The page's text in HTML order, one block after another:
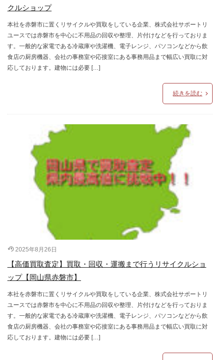
クルショップ
本社を赤磐市に置くリサイクルや買取をしている企業、株式会社サポートリ
ユースでは赤磐市を中心に不用品の回収や整理、片付けなどを行っておりま
す。一般的な家電である冷蔵庫や洗濯機、電子レンジ、パソコンなどから飲
食店の厨房機器、会社の事務室や応接室にある事務用品まで幅広い買取に対
応しております。建物には必要 […]
続きを読む
2025年8月26日
【高価買取査定】買取・回収・運搬まで行うリサイクルショ
ップ【岡山県赤磐市】
本社を赤磐市に置くリサイクルや買取をしている企業、株式会社サポートリ
ユースでは赤磐市を中心に不用品の回収や整理、片付けなどを行っておりま
す。一般的な家電である冷蔵庫や洗濯機、電子レンジ、パソコンなどから飲
食店の厨房機器、会社の事務室や応接室にある事務用品まで幅広い買取に対
応しております。建物には必要 […]